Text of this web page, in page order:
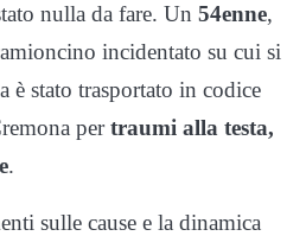
nulla da fare. Un 54enne,
incidentato su cui si
è stato trasportato in codice
pertraumi alla testa,
.
sulle cause e la dinamica